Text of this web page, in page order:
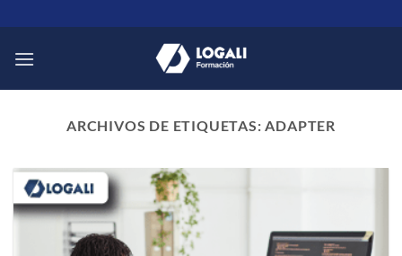
al
contenido
ARCHIVOS DE ETIQUETAS:ADAPTER